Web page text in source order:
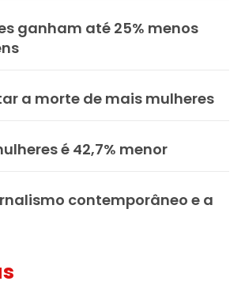
ganham até 25% menos
a morte de mais mulheres
é 42,7% menor
contemporâneo e a